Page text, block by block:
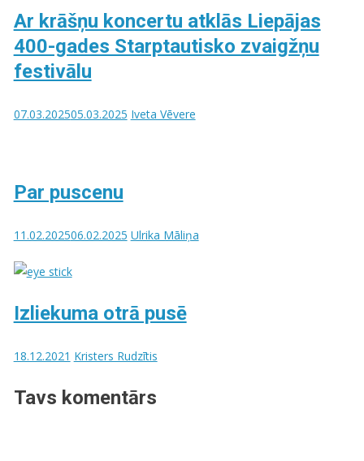
Ar krāšņu koncertu atklās Liepājas
400-gades Starptautisko zvaigžņu
festivālu
07.03.202505.03.2025 Iveta Vēvere
Par puscenu
11.02.202506.02.2025 Ulrika Māliņa
Izliekuma otrā pusē
18.12.2021 Kristers Rudzītis
Tavs komentārs